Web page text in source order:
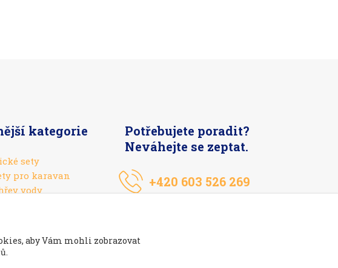
kategorie
sety
pro karavan
vody
Potřebujete poradit?
Neváhejte se zeptat.
+420 603 526 269
aby Vám mohli zobrazovat